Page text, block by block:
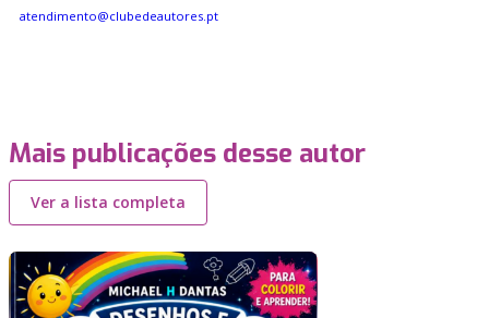
atendimento@clubedeautores.pt
Mais publicações desse autor
Ver a lista completa